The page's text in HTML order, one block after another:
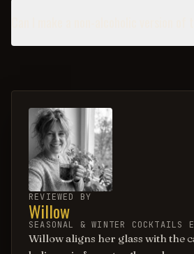
REVIEWED BY
Willow
SEASONAL & WINTER COCKTAILS
Willow aligns her glass with the